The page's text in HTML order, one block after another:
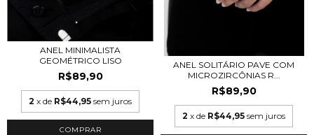
ANEL MINIMALISTA
GEOMÉTRICO LISO
R$89,90
2 x de R$44,95 sem juros
COMPRAR
ANEL SOLITÁRIO PAVE COM
MICROZIRCÔNIAS R...
R$89,90
2 x de R$44,95 sem juros